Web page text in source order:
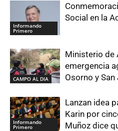
Informando
Primero
Social en la
CAMPO AL DIA
Ministerio de
emergencia
Osorno y
Informando
Primero
Lanzan idea
Karin por
Muñoz dice